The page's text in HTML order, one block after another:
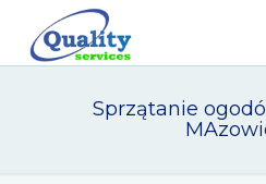
Sprzątanie